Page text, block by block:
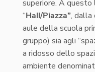
superiore. A
“Hall/Piazza”, dalla
aule della scuola
gruppo) sia agli
a ridosso dello
ambiente